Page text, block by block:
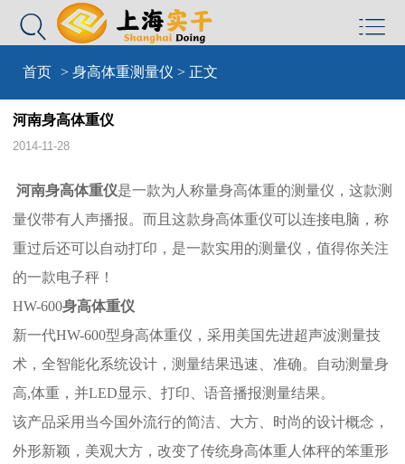


首页 > 身高体重测量仪 > 正文
河南身高体重仪
2014-11-28
河南身高体重仪是一款为人称量身高体重的测量仪，这款测
量仪带有人声播报。而且这款身高体重仪可以连接电脑，称
重过后还可以自动打印，是一款实用的测量仪，值得你关注
的一款电子秤！
HW-600身高体重仪
新一代HW-600型身高体重仪，采用美国先进超声波测量技
术，全智能化系统设计，测量结果迅速、准确。自动测量身
高,体重，并LED显示、打印、语音播报测量结果。
该产品采用当今国外流行的简洁、大方、时尚的设计概念，
外形新颖，美观大方，改变了传统身高体重人体秤的笨重形